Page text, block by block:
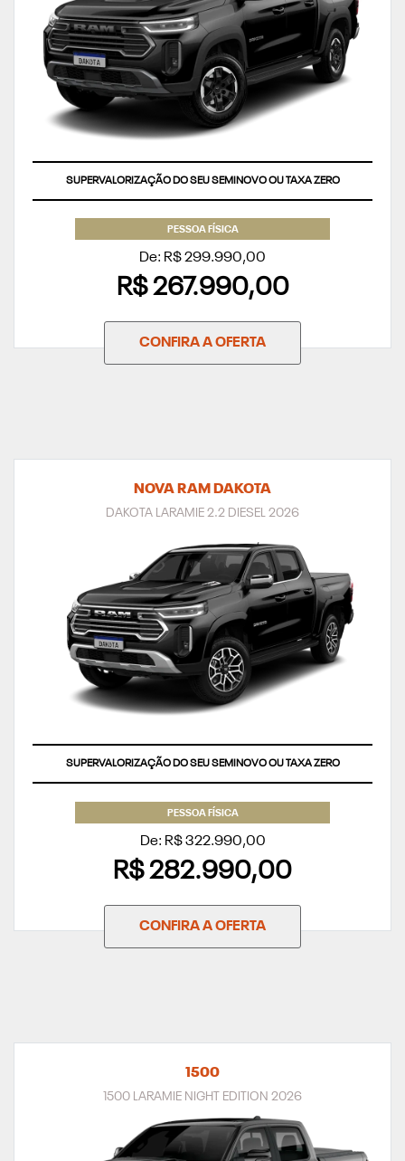
SUPERVALORIZAÇÃO DO SEU SEMINOVO OU TAXA ZERO
PESSOA FÍSICA
De: R$ 299.990,00
R$ 267.990,00
CONFIRA A OFERTA
NOVA RAM DAKOTA
DAKOTA LARAMIE 2.2 DIESEL 2026
SUPERVALORIZAÇÃO DO SEU SEMINOVO OU TAXA ZERO
PESSOA FÍSICA
De: R$ 322.990,00
R$ 282.990,00
CONFIRA A OFERTA
1500
1500 LARAMIE NIGHT EDITION 2026